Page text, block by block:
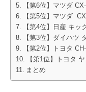
【第6位】マツダ
【第5位】マツダ
【第4位】日産 キッ
【第3位】ダイハツ
【第2位】トヨタ
【第1位】トヨタ
まとめ